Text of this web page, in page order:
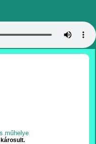
műhelye
károsult.